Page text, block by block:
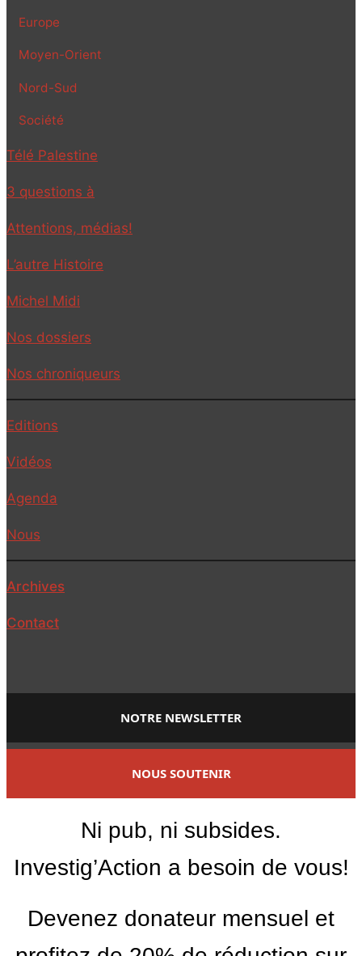
Europe
Moyen-Orient
Nord-Sud
Société
Télé Palestine
3 questions à
Attentions, médias!
L’autre Histoire
Michel Midi
Nos dossiers
Nos chroniqueurs
Editions
Vidéos
Agenda
Nous
Archives
Contact
NOTRE NEWSLETTER
NOUS SOUTENIR
Ni pub, ni subsides.
Investig’Action a besoin de vous!
Devenez donateur mensuel et